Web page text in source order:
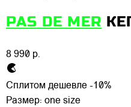
PAS DE MER
8 990 р.
Сплитом дешевле -10%
Размер: one size